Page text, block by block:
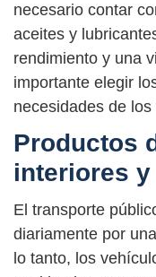
necesario contar
aceites y
rendimiento y una
importante elegir
necesidades de
Productos
interiores
El transporte
diariamente por
lo tanto, los